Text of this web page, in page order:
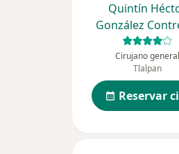
Quintín
González
Cirujano general
Tlalpan
Reservar